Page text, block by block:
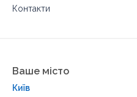
Контакти
Ваше місто
Київ